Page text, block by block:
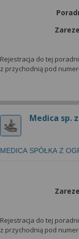
Rejestracja do tej
z przychodnią pod
Medica sp.
MEDICA SPÓŁKA Z
Rejestracja do tej
z przychodnią pod